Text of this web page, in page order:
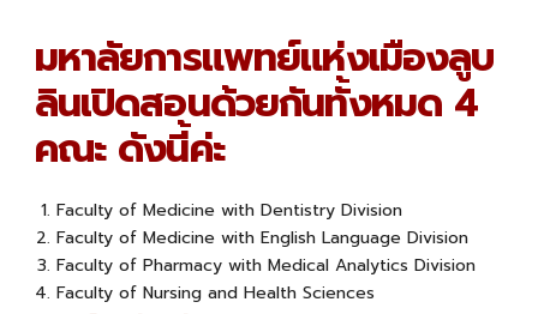
มหาลัยการแพทย์แห่งเมืองลูบ
ลินเปิดสอนด้วยกันทั้งหมด 4
คณะ ดังนี้ค่ะ
Faculty of Medicine with Dentistry Division
Faculty of Medicine with English Language Division
Faculty of Pharmacy with Medical Analytics Division
Faculty of Nursing and Health Sciences